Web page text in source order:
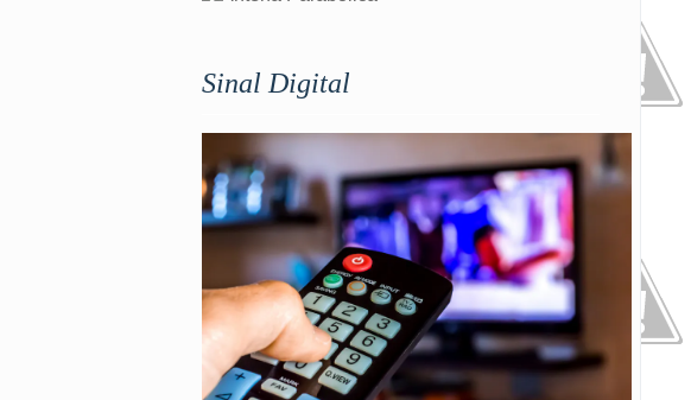
Sinal Digital